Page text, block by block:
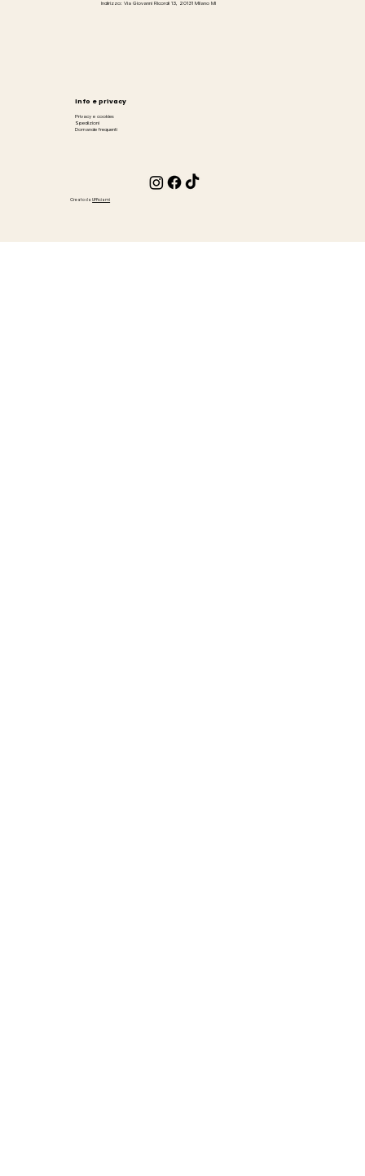
Indirizzo: Via Giovanni Ricordi 13, 20131 Milano MI
Info e privacy
Privacy e cookies
Spedizioni
Domande frequenti
Creato da Ufficiami